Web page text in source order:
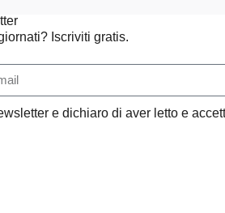
Iscriviti gratis.
e dichiaro di aver letto e